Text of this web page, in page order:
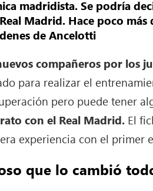
madridista. Se podría
Madrid. Hace poco más
de Ancelotti
compañeros por los
para realizar el
pero puede tener
con el Real Madrid. El
experiencia con el primer
que lo cambió